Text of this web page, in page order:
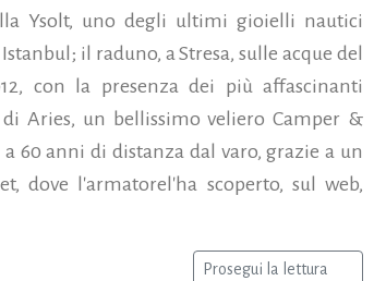
Ysolt, uno degli ultimi gioielli nautici
il raduno, a Stresa, sulle acque del
con la presenza dei più affascinanti
Aries, un bellissimo veliero Camper &
60 anni di distanza dal varo, grazie a un
dove l'armatorel'ha scoperto, sul web,
Prosegui la lettura